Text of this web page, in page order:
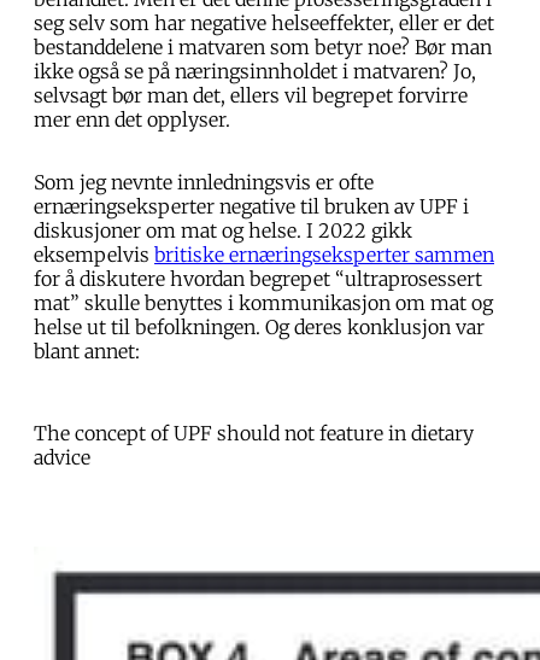
seg selv som har negative helseeffekter, eller er det
bestanddelene i matvaren som betyr noe? Bør man
ikke også se på næringsinnholdet i matvaren? Jo,
selvsagt bør man det, ellers vil begrepet forvirre
mer enn det opplyser.
Som jeg nevnte innledningsvis er ofte
ernæringseksperter negative til bruken av UPF i
diskusjoner om mat og helse. I 2022 gikk
eksempelvis britiske ernæringseksperter sammen
for å diskutere hvordan begrepet “ultraprosessert
mat” skulle benyttes i kommunikasjon om mat og
helse ut til befolkningen. Og deres konklusjon var
blant annet:
The concept of UPF should not feature in dietary
advice